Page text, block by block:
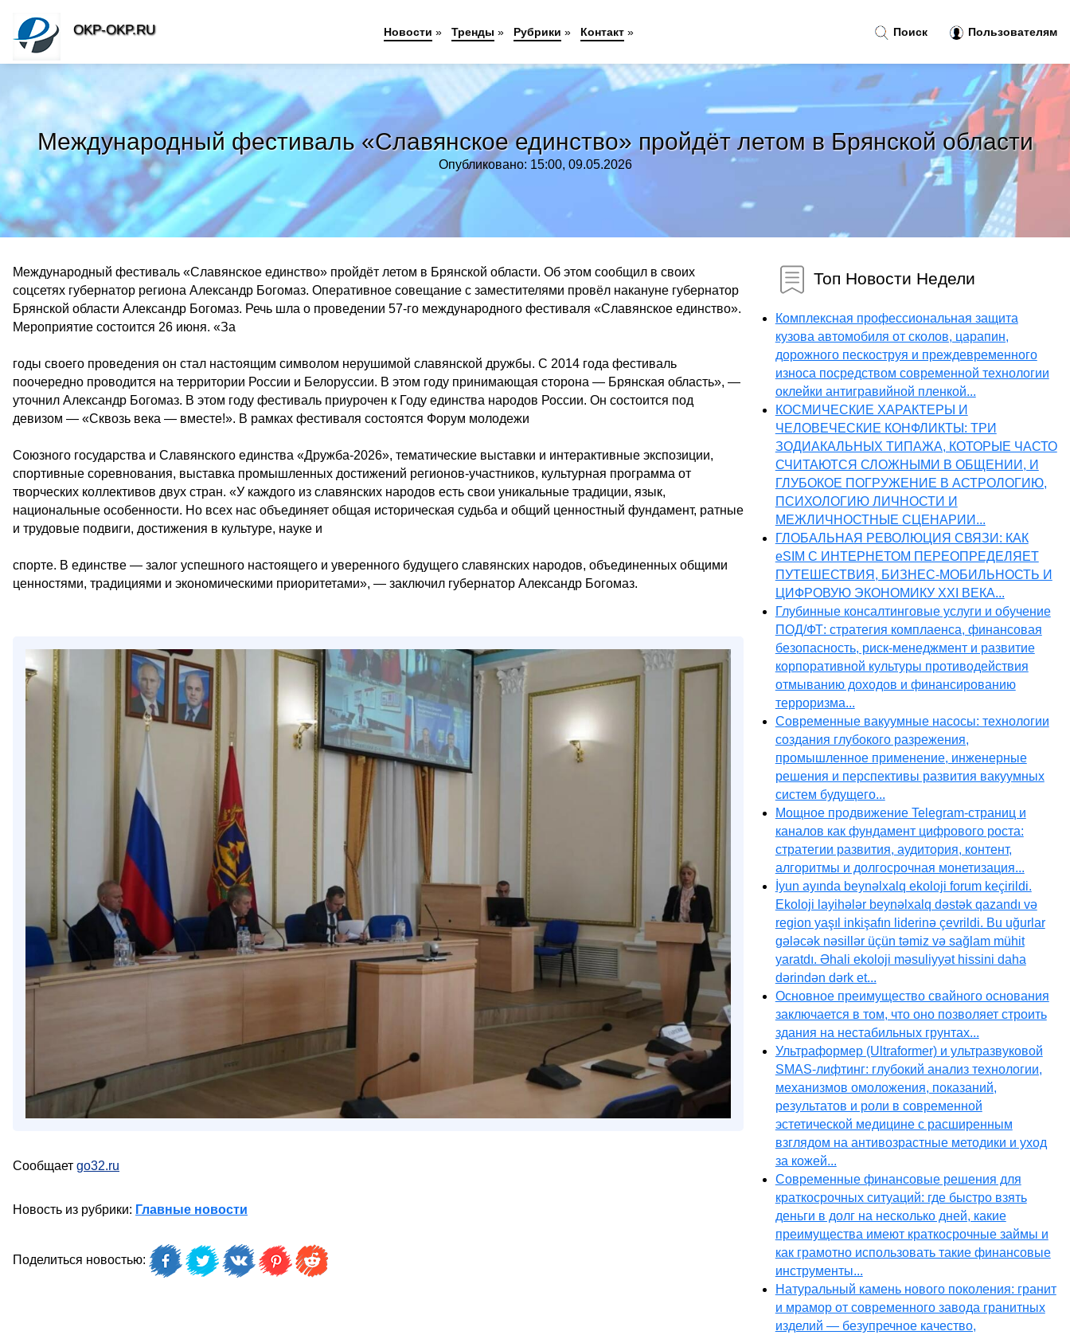
Международный фестиваль «Славянское единство» пройдёт летом в Брянской области
Опубликовано: 15:00, 09.05.2026
Международный фестиваль «Славянское единство» пройдёт летом в Брянской области. Об этом сообщил в своих
соцсетях губернатор региона Александр Богомаз. Оперативное совещание с заместителями провёл накануне губернатор
Брянской области Александр Богомаз. Речь шла о проведении 57-го международного фестиваля «Славянское единство».
Мероприятие состоится 26 июня. «За
годы своего проведения он стал настоящим символом нерушимой славянской дружбы. С 2014 года фестиваль
поочередно проводится на территории России и Белоруссии. В этом году принимающая сторона — Брянская область», —
уточнил Александр Богомаз. В этом году фестиваль приурочен к Году единства народов России. Он состоится под
девизом — «Сквозь века — вместе!». В рамках фестиваля состоятся Форум молодежи
Союзного государства и Славянского единства «Дружба-2026», тематические выставки и интерактивные экспозиции,
спортивные соревнования, выставка промышленных достижений регионов-участников, культурная программа от
творческих коллективов двух стран. «У каждого из славянских народов есть свои уникальные традиции, язык,
национальные особенности. Но всех нас объединяет общая историческая судьба и общий ценностный фундамент, ратные
и трудовые подвиги, достижения в культуре, науке и
спорте. В единстве — залог успешного настоящего и уверенного будущего славянских народов, объединенных общими
ценностями, традициями и экономическими приоритетами», — заключил губернатор Александр Богомаз.
Сообщает go32.ru
Новость из рубрики: Главные новости
Поделиться новостью:
Топ Новости Недели
Комплексная профессиональная защита
кузова автомобиля от сколов, царапин,
дорожного пескоструя и преждевременного
износа посредством современной технологии
оклейки антигравийной пленкой...
КОСМИЧЕСКИЕ ХАРАКТЕРЫ И
ЧЕЛОВЕЧЕСКИЕ КОНФЛИКТЫ: ТРИ
ЗОДИАКАЛЬНЫХ ТИПАЖА, КОТОРЫЕ ЧАСТО
СЧИТАЮТСЯ СЛОЖНЫМИ В ОБЩЕНИИ, И
ГЛУБОКОЕ ПОГРУЖЕНИЕ В АСТРОЛОГИЮ,
ПСИХОЛОГИЮ ЛИЧНОСТИ И
МЕЖЛИЧНОСТНЫЕ СЦЕНАРИИ...
ГЛОБАЛЬНАЯ РЕВОЛЮЦИЯ СВЯЗИ: КАК
eSIM С ИНТЕРНЕТОМ ПЕРЕОПРЕДЕЛЯЕТ
ПУТЕШЕСТВИЯ, БИЗНЕС-МОБИЛЬНОСТЬ И
ЦИФРОВУЮ ЭКОНОМИКУ XXI ВЕКА...
Глубинные консалтинговые услуги и обучение
ПОД/ФТ: стратегия комплаенса, финансовая
безопасность, риск-менеджмент и развитие
корпоративной культуры противодействия
отмыванию доходов и финансированию
терроризма...
Современные вакуумные насосы: технологии
создания глубокого разрежения,
промышленное применение, инженерные
решения и перспективы развития вакуумных
систем будущего...
Мощное продвижение Telegram-страниц и
каналов как фундамент цифрового роста:
стратегии развития, аудитория, контент,
алгоритмы и долгосрочная монетизация...
İyun ayında beynəlxalq ekoloji forum keçirildi.
Ekoloji layihələr beynəlxalq dəstək qazandı və
region yaşıl inkişafın liderinə çevrildi. Bu uğurlar
gələcək nəsillər üçün təmiz və sağlam mühit
yaratdı. Əhali ekoloji məsuliyyət hissini daha
dərindən dərk et...
Основное преимущество свайного основания
заключается в том, что оно позволяет строить
здания на нестабильных грунтах...
Ультраформер (Ultraformer) и ультразвуковой
SMAS-лифтинг: глубокий анализ технологии,
механизмов омоложения, показаний,
результатов и роли в современной
эстетической медицине с расширенным
взглядом на антивозрастные методики и уход
за кожей...
Современные финансовые решения для
краткосрочных ситуаций: где быстро взять
деньги в долг на несколько дней, какие
преимущества имеют краткосрочные займы и
как грамотно использовать такие финансовые
инструменты...
Натуральный камень нового поколения: гранит
и мрамор от современного завода гранитных
изделий — безупречное качество,
Поиск Пользователям
OKP-OKP.RU Новости » Тренды » Рубрики » Контакт»